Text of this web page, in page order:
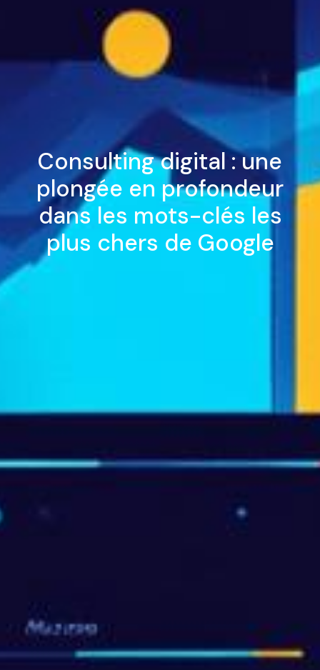
Consulting digital : une
plongée en profondeur
dans les mots-clés les
plus chers de Google